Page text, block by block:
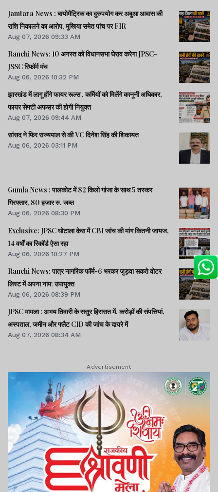
Jamtara News : बायोमैट्रिक का दुरुपयोग कर अबुआ आवास की
राशि निकालने का आरोप, मुखिया समेत पांच पर FIR
Aug 07, 2026 09:33 AM
Ranchi News: 10 अगस्त को विधानसभा घेराव करेगा JPSC-
JSSC रिफॉर्म मंच
Aug 06, 2026 10:32 PM
झारखंड में लागू होंगे फायर रूल्स , कर्मियों को मिलेंगे कानूनी अधिकार,
फायर सेफ्टी अफसर की होगी नियुक्त
Aug 07, 2026 09:44 AM
सांसद ने फिर राज्यपाल से की VC दिनेश सिंह की शिकायत
Aug 06, 2026 03:11 PM
Gumla News : पालकोट में 82 किलो गांजा के साथ 5 तस्कर
गिरफ्तार, 80 हजार रु. जब्त
Aug 06, 2026 08:30 PM
Exclusive: JPSC घोटाला केस में CBI जांच की मांग कितनी जायज,
14 वर्षों का रिकॉर्ड ऐसा रहा
Aug 06, 2026 10:27 PM
Ranchi News: पात्र नागरिक फॉर्म-6 भरकर जुड़वा सकते वोटर
लिस्ट में अपना नाम: उपायुक्त
Aug 06, 2026 08:39 PM
JPSC मामला : अभय तिवारी के ससुर हिरासत में, करोड़ों की संपत्तियां,
अस्पताल, जमीन और फ्लैट CID की जांच के दायरे में
Aug 07, 2026 08:34 AM
Advertisement